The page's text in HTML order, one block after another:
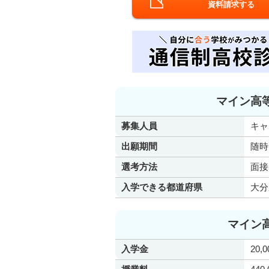
資料請求する
マイン高
募集人員
キ
出願期間
随
選考方法
面
入学できる都道府県
大
マイン
入学金